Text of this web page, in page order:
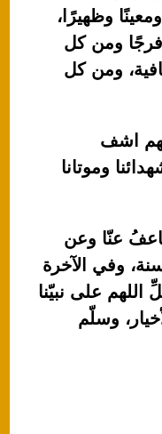
وظهيرًا،
ومن كل
ومن كل
اشف
وموتانا
عنّا وعن
وفي الآخرة
اللهم على نبيّنا
وسلّم